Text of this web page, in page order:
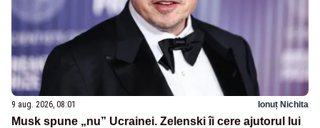
9 aug. 2026, 08:01 Ionuț Nichita
Musk spune „nu” Ucrainei. Zelenski îi cere ajutorul lui